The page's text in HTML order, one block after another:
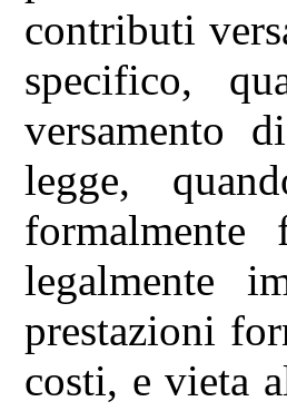
contributi
specifico,
versamento
legge,
legalmente
prestazioni
costi, e vieta